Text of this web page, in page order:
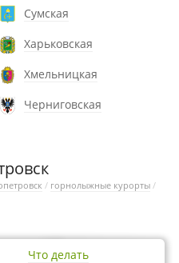
Сумская
Харьковская
Хмельницкая
Черниговская
/ горнолыжные курорты /
Что делать